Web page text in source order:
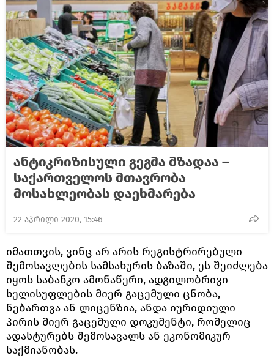
ანტიკრიზისული გეგმა მზადაა –
საქართველოს მთავრობა
მოსახლეობას დაეხმარება
22 აპრილი 2020, 15:46
იმათთვის, ვინც არ არის რეგისტრირებული
შემოსავლების სამსახურის ბაზაში, ეს შეიძლება
იყოს საბანკო ამონაწერი, ადგილობრივი
ხელისუფლების მიერ გაცემული ცნობა,
ნებართვა ან ლიცენზია, ანდა იურიდიული
პირის მიერ გაცემული დოკუმენტი, რომელიც
ადასტურებს შემოსავალს ან ეკონომიკურ
საქმიანობას.